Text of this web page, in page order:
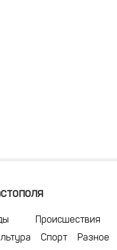
Происшествия
Спорт Разное